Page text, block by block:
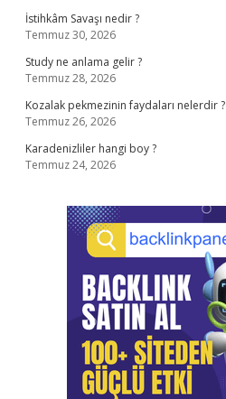
İstihkâm Savaşı nedir ?
Temmuz 30, 2026
Study ne anlama gelir ?
Temmuz 28, 2026
Kozalak pekmezinin faydaları nelerdir ?
Temmuz 26, 2026
Karadenizliler hangi boy ?
Temmuz 24, 2026